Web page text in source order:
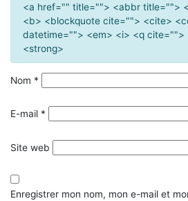
<a href="" title=""> <abbr title="">
<b> <blockquote cite=""> <cite>
datetime=""> <em> <i> <q cite="">
<strong>
Nom *
E-mail *
Site web
Enregistrer mon nom, mon e-mail et